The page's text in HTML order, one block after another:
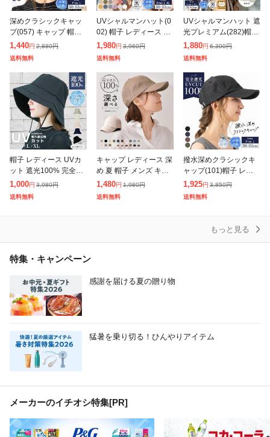
深めクラシックキャッ
プ(057) キャップ 帽子
レディース 大きいサイ
ズ 完全遮光 UVカット
かぶー
1,440円 2,880円
送料無料
UVシャルマンハット(0
02) 帽子 レディース 大
きいサイズ 完全遮光 U
Vカット つば広 折りた
ぶー
1,980円 3,960円
送料無料
UVシャルマンハット 遮
光プレミアム(282)帽子
レディース 大きいサイ
ズ 完全遮光 遮光100%
た
1,880円 6,300円
送料無料
帽子 レディース UVカ
ット 遮光100% 完全遮
光 大きめ つば広 大き
いサイズ おしゃれ 飛ば
1,000円 3,980円
送料無料
キャップ レディース 深
め 夏 帽子 メンズ キッ
ズ メッシュ ゴルフキャ
ップ スポーツキャップ
1,480円 1,980円
送料無料
撥水深めクラシックキ
ャップ(101)帽子 レディ
ース 大きいサイズ 完全
遮光 遮光100% UVカッ
1,925円 3,850円
送料無料
もっと見る
特集・キャンペーン
感謝を届ける夏の贈り物
猛暑を乗り切る！ひんやりアイテム
メーカーのイチオシ特集[PR]